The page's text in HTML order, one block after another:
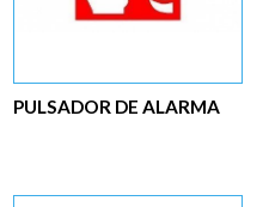
PULSADOR DE ALARMA